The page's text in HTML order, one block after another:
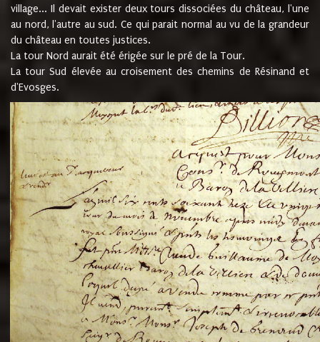
village... Il devait exister deux tours dissociées du château, l'une
au nord, l'autre au sud. Ce qui parait normal au vu de la grandeur
du château en toutes justices.
La tour Nord aurait été érigée sur le pré de la Tour.
La tour Sud élevée au croisement des chemins de Résinand et
d'Evosges.